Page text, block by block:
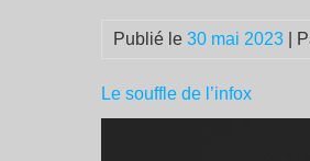
Publié le 30 mai 2023 |
Le souffle de l’infox